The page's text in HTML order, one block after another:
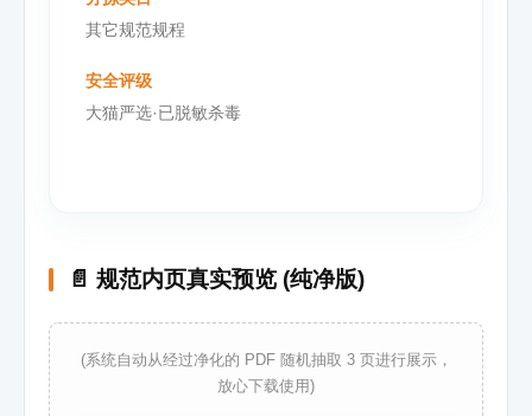
其它规范规程
安全评级
大猫严选·已脱敏杀毒
📄 规范内页真实预览 (纯净版)
(系统自动从经过净化的 PDF 随机抽取 3 页进行展示，
放心下载使用)